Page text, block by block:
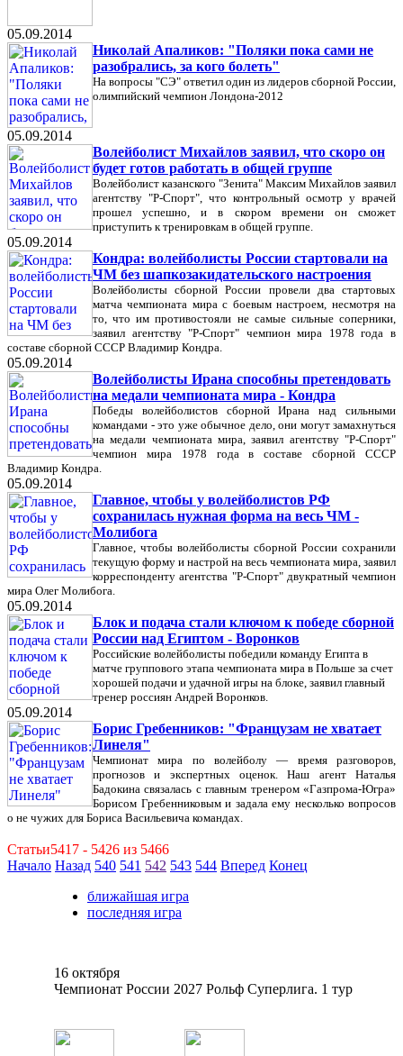
05.09.2014
Николай Апаликов: "Поляки пока сами не
разобрались, за кого болеть"
На вопросы "СЭ" ответил один из лидеров сборной России,
олимпийский чемпион Лондона-2012
05.09.2014
Волейболист Михайлов заявил, что скоро он
будет готов работать в общей группе
Волейболист казанского "Зенита" Максим Михайлов заявил
агентству "Р-Спорт", что контрольный осмотр у врачей
прошел успешно, и в скором времени он сможет
приступить к тренировкам в общей группе.
05.09.2014
Кондра: волейболисты России стартовали на
ЧМ без шапкозакидательского настроения
Волейболисты сборной России провели два стартовых
матча чемпионата мира с боевым настроем, несмотря на
то, что им противостояли не самые сильные соперники,
заявил агентству "Р-Спорт" чемпион мира 1978 года в
составе сборной СССР Владимир Кондра.
05.09.2014
Волейболисты Ирана способны претендовать
на медали чемпионата мира - Кондра
Победы волейболистов сборной Ирана над сильными
командами - это уже обычное дело, они могут замахнуться
на медали чемпионата мира, заявил агентству "Р-Спорт"
чемпион мира 1978 года в составе сборной СССР
Владимир Кондра.
05.09.2014
Главное, чтобы у волейболистов РФ
сохранилась нужная форма на весь ЧМ -
Молибога
Главное, чтобы волейболисты сборной России сохранили
текущую форму и настрой на весь чемпионата мира, заявил
корреспонденту агентства "Р-Спорт" двукратный чемпион
мира Олег Молибога.
05.09.2014
Блок и подача стали ключом к победе сборной
России над Египтом - Воронков
Российские волейболисты победили команду Египта в
матче группового этапа чемпионата мира в Польше за счет
хорошей подачи и удачной игры на блоке, заявил главный
тренер россиян Андрей Воронков.
05.09.2014
Борис Гребенников: "Французам не хватает
Линеля"
Чемпионат мира по волейболу — время разговоров,
прогнозов и экспертных оценок. Наш агент Наталья
Бадокина связалась с главным тренером «Газпрома-Югра»
Борисом Гребенниковым и задала ему несколько вопросов
о не чужих для Бориса Васильевича командах.
Статьи5417 - 5426 из 5466
Начало Назад 540 541 542 543 544 Вперед Конец
ближайшая игра
последняя игра
16 октября
Чемпионат России 2027 Рольф Суперлига. 1 тур